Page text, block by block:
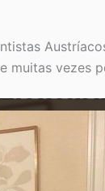
muitas vezes